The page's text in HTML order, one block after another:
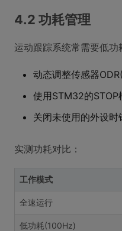
4.2 功耗管理
运动跟踪系统常需要低功
动态调整传感器
使用STM32的STOP
关闭未使用的外设时
实测功耗对比：
工作模式
全速运行
低功耗(100Hz)